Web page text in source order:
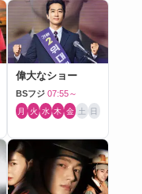
偉大なショー
BSフジ 07:55～
月 火 水 木 金 土 日